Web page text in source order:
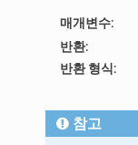
매개변수:
반환:
반환 형식:
참고